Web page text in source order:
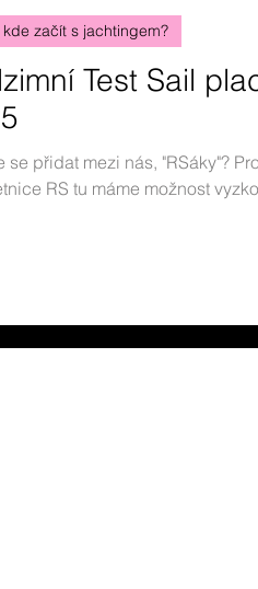
Moravě
Test Sail
se přidat mezi nás, "RSáky"?
RS tu máme možnost
kde začít s jachtingem?